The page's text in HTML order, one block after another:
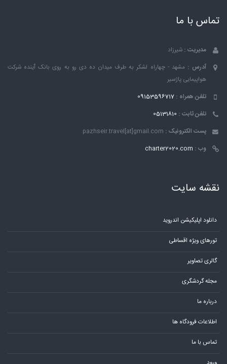
تماس با ما
مدیریت : شیرزاد
آدرس : مشهد - چهاراه لشکر به طرف میدان ده دی رو به روی بانک ٱینده شرکت
هواپیمایی پاژسیر
تلفن همراه : 09153596717
تلفن ثابت : 05131810
پست الکترونیک : pazhseir.travel[at]gmail.com
وب : charter2020.com
نقشه سایت
دانلود اپلیکیشن اندروید
تورهای ویژه اقساطی
گالری تصاویر
مجله گردشگری
درباره ما
اطلاعات فرودگاه ها
تماس با ما